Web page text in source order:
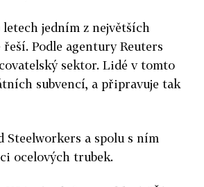
jedním z největších
Podle agentury Reuters
sektor. Lidé v tomto
subvencí, a připravuje tak
Steelworkers a spolu s ním
ocelových trubek.